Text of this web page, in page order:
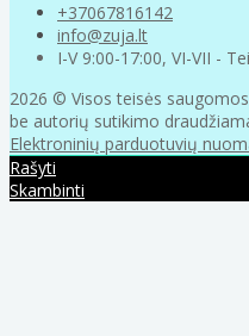
+37067816142
info@zuja.lt
I-V 9:00-17:00, VI-VII -
2026 © Visos teisės
be autorių sutikimo
Elektroninių parduotuvių
Rašyti
Skambinti